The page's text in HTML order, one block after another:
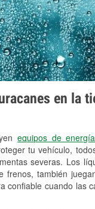
en la
equipos de
tu vehículo,
severas. Los
también
confiable cuando las